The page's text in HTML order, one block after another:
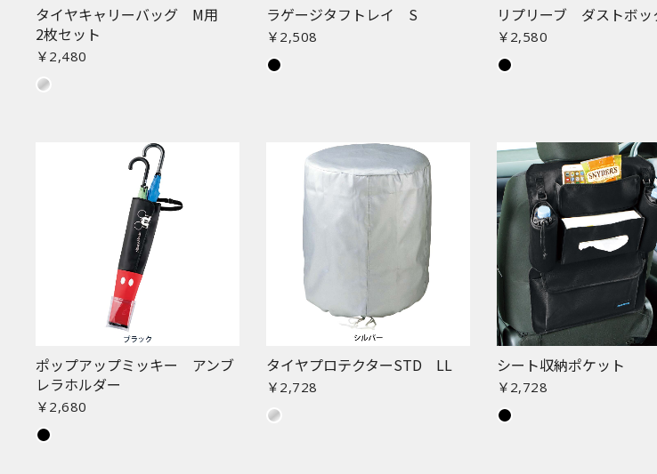
タイヤキャリーバッグ M用
2枚セット
￥2,480
ラゲージタフトレイ S
￥2,508
リプリーブ ダストボッ
￥2,580
ポップアップミッキー アンブ
レラホルダー
￥2,680
タイヤプロテクターSTD LL
￥2,728
シート収納ポケット
￥2,728